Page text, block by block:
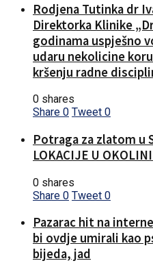
Rodjena Tutinka dr
Direktorka Klinike
godinama uspješno
udaru nekolicine
kršenju radne
0 shares
Share 0 Tweet 0
Potraga za zlatom u
LOKACIJE U
0 shares
Share 0 Tweet 0
Pazarac hit na
bi ovdje umirali kao
bijeda, jad